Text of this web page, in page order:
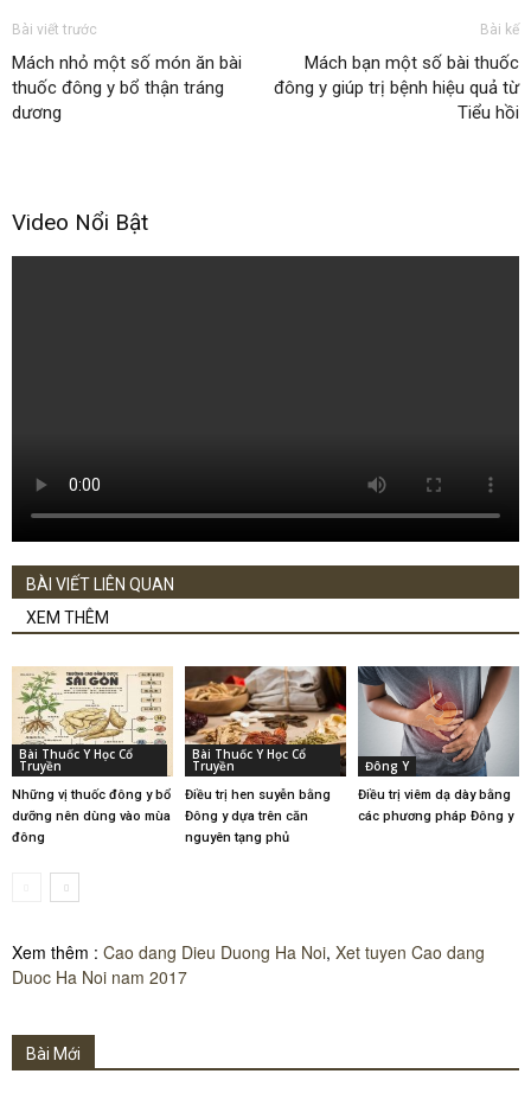
Bài viết trước
Mách nhỏ một số món ăn bài
thuốc đông y bổ thận tráng
dương
Bài kế
Mách bạn một số bài thuốc
đông y giúp trị bệnh hiệu quả từ
Tiểu hồi
Video Nổi Bật
BÀI VIẾT LIÊN QUAN
XEM THÊM
Bài Thuốc Y Học Cổ
Truyền
Những vị thuốc đông y bổ
dưỡng nên dùng vào mùa
đông
Bài Thuốc Y Học Cổ
Truyền
Điều trị hen suyễn bằng
Đông y dựa trên căn
nguyên tạng phủ
Đông Y
Điều trị viêm dạ dày bằng
các phương pháp Đông y
Xem thêm : Cao dang Dieu Duong Ha Noi, Xet tuyen Cao dang
Duoc Ha Noi nam 2017
Bài Mới